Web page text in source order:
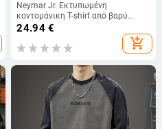
Neymar Jr. Εκτυπωμένη
κοντομάνικη T-shirt από βαρύ
βαμβάκι, στρογγυλή λαιμόκοψη,
αμερικάνικο ρετρό στυλ μπάσκετ
24.94€
add_shopping_cart